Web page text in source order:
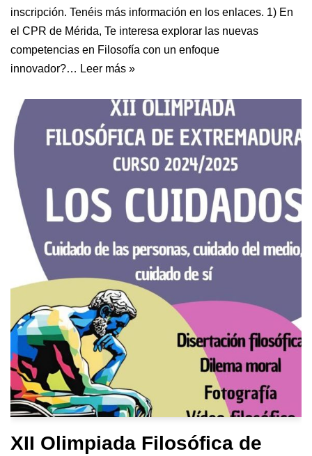
inscripción. Tenéis más información en los enlaces. 1) En
el CPR de Mérida, Te interesa explorar las nuevas
competencias en Filosofía con un enfoque
innovador?… Leer más »
XII Olimpiada Filosófica de